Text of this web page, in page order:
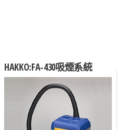
HAKKO:FA-430吸煙系統